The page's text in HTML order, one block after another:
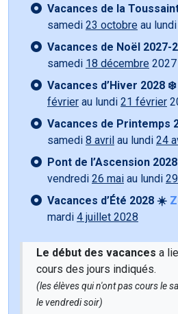
Vacances de la
samedi 23 octobre au lundi
Vacances de Noël 2027-
samedi 18 décembre
Vacances d’Hiver 2028 ❄️
février au lundi 21 février
Vacances de Printemps
samedi 8 avril au lundi 24
Pont de l’Ascension
vendredi 26 mai au lundi
Vacances d’Été 2028 ☀️
mardi 4 juillet 2028
Le début des vacances a
cours des jours indiqués.
(les élèves qui n'ont pas cours le
le vendredi soir)